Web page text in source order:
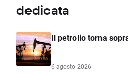
dedicata
Il petrolio torna
6 agosto 2026